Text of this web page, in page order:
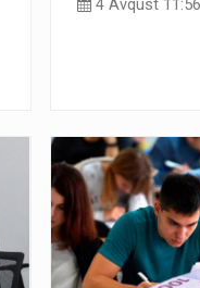
4 Avqust 11:56